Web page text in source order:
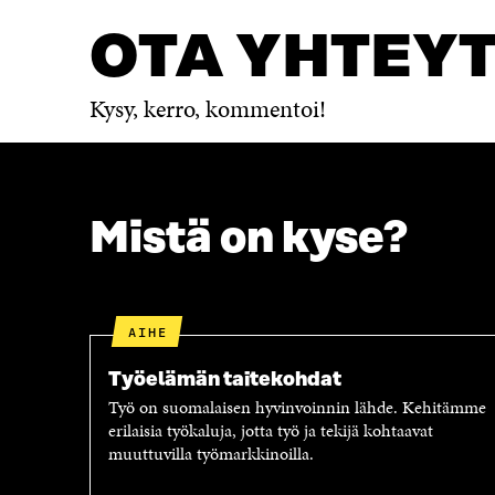
OTA
Kysy, kerro, kommentoi!
Mistä on kyse?
AIHE
Työelämän taitekohdat
Työ on suomalaisen hyvinvoinnin lähde. Kehitämme
erilaisia työkaluja, jotta työ ja tekijä kohtaavat
muuttuvilla työmarkkinoilla.